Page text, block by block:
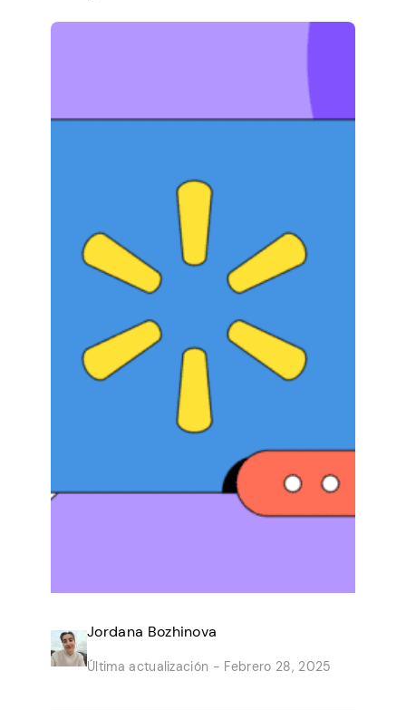
Jordana Bozhinova
Última actualización - Febrero 28, 2025